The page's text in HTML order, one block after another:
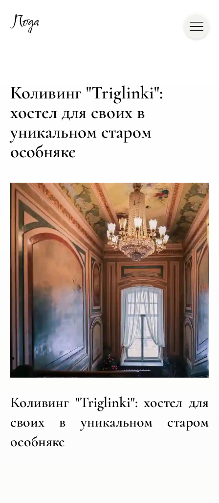
Коливинг "Triglinki":
хостел для своих в
уникальном старом
особняке
Коливинг "Triglinki": хостел для
своих в уникальном старом
особняке